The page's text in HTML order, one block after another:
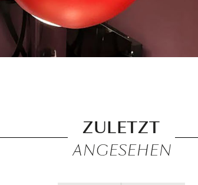
ZULETZT
ANGESEHEN